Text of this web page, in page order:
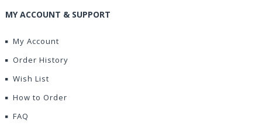
MY ACCOUNT & SUPPORT
My Account
Order History
Wish List
How to Order
FAQ